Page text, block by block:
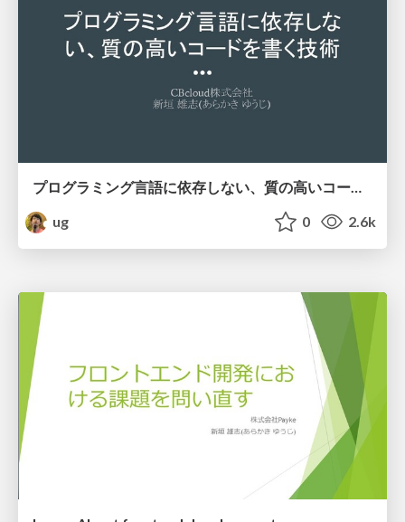
プログラミング言語に依存しない、質の高いコードを書く技術
ug
0 2.6k